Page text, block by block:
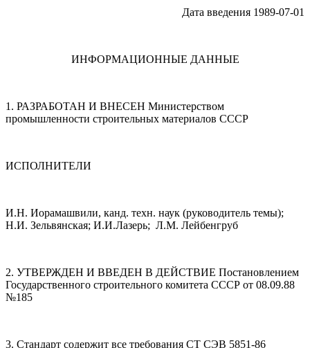
Дата введения 1989-07-01
ИНФОРМАЦИОННЫЕ ДАННЫЕ
1. РАЗРАБОТАН И ВНЕСЕН Министерством
промышленности строительных материалов СССР
ИСПОЛНИТЕЛИ
И.Н. Иорамашвили, канд. техн. наук (руководитель темы);
Н.И. Зельвянская; И.И.Лазерь; Л.М. Лейбенгруб
2. УТВЕРЖДЕН И ВВЕДЕН В ДЕЙСТВИЕ Постановлением
Государственного строительного комитета СССР от 08.09.88
№185
3. Стандарт содержит все требования СТ СЭВ 5851-86